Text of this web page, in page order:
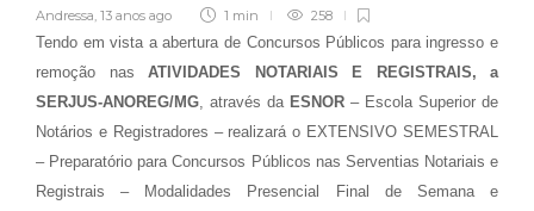
Andressa, 13 anos ago 1 min 258
Tendo em vista a abertura de Concursos Públicos para ingresso e
remoção nas ATIVIDADES NOTARIAIS E REGISTRAIS, a
SERJUS-ANOREG/MG, através da ESNOR – Escola Superior de
Notários e Registradores – realizará o EXTENSIVO SEMESTRAL
– Preparatório para Concursos Públicos nas Serventias Notariais e
Registrais – Modalidades Presencial Final de Semana e